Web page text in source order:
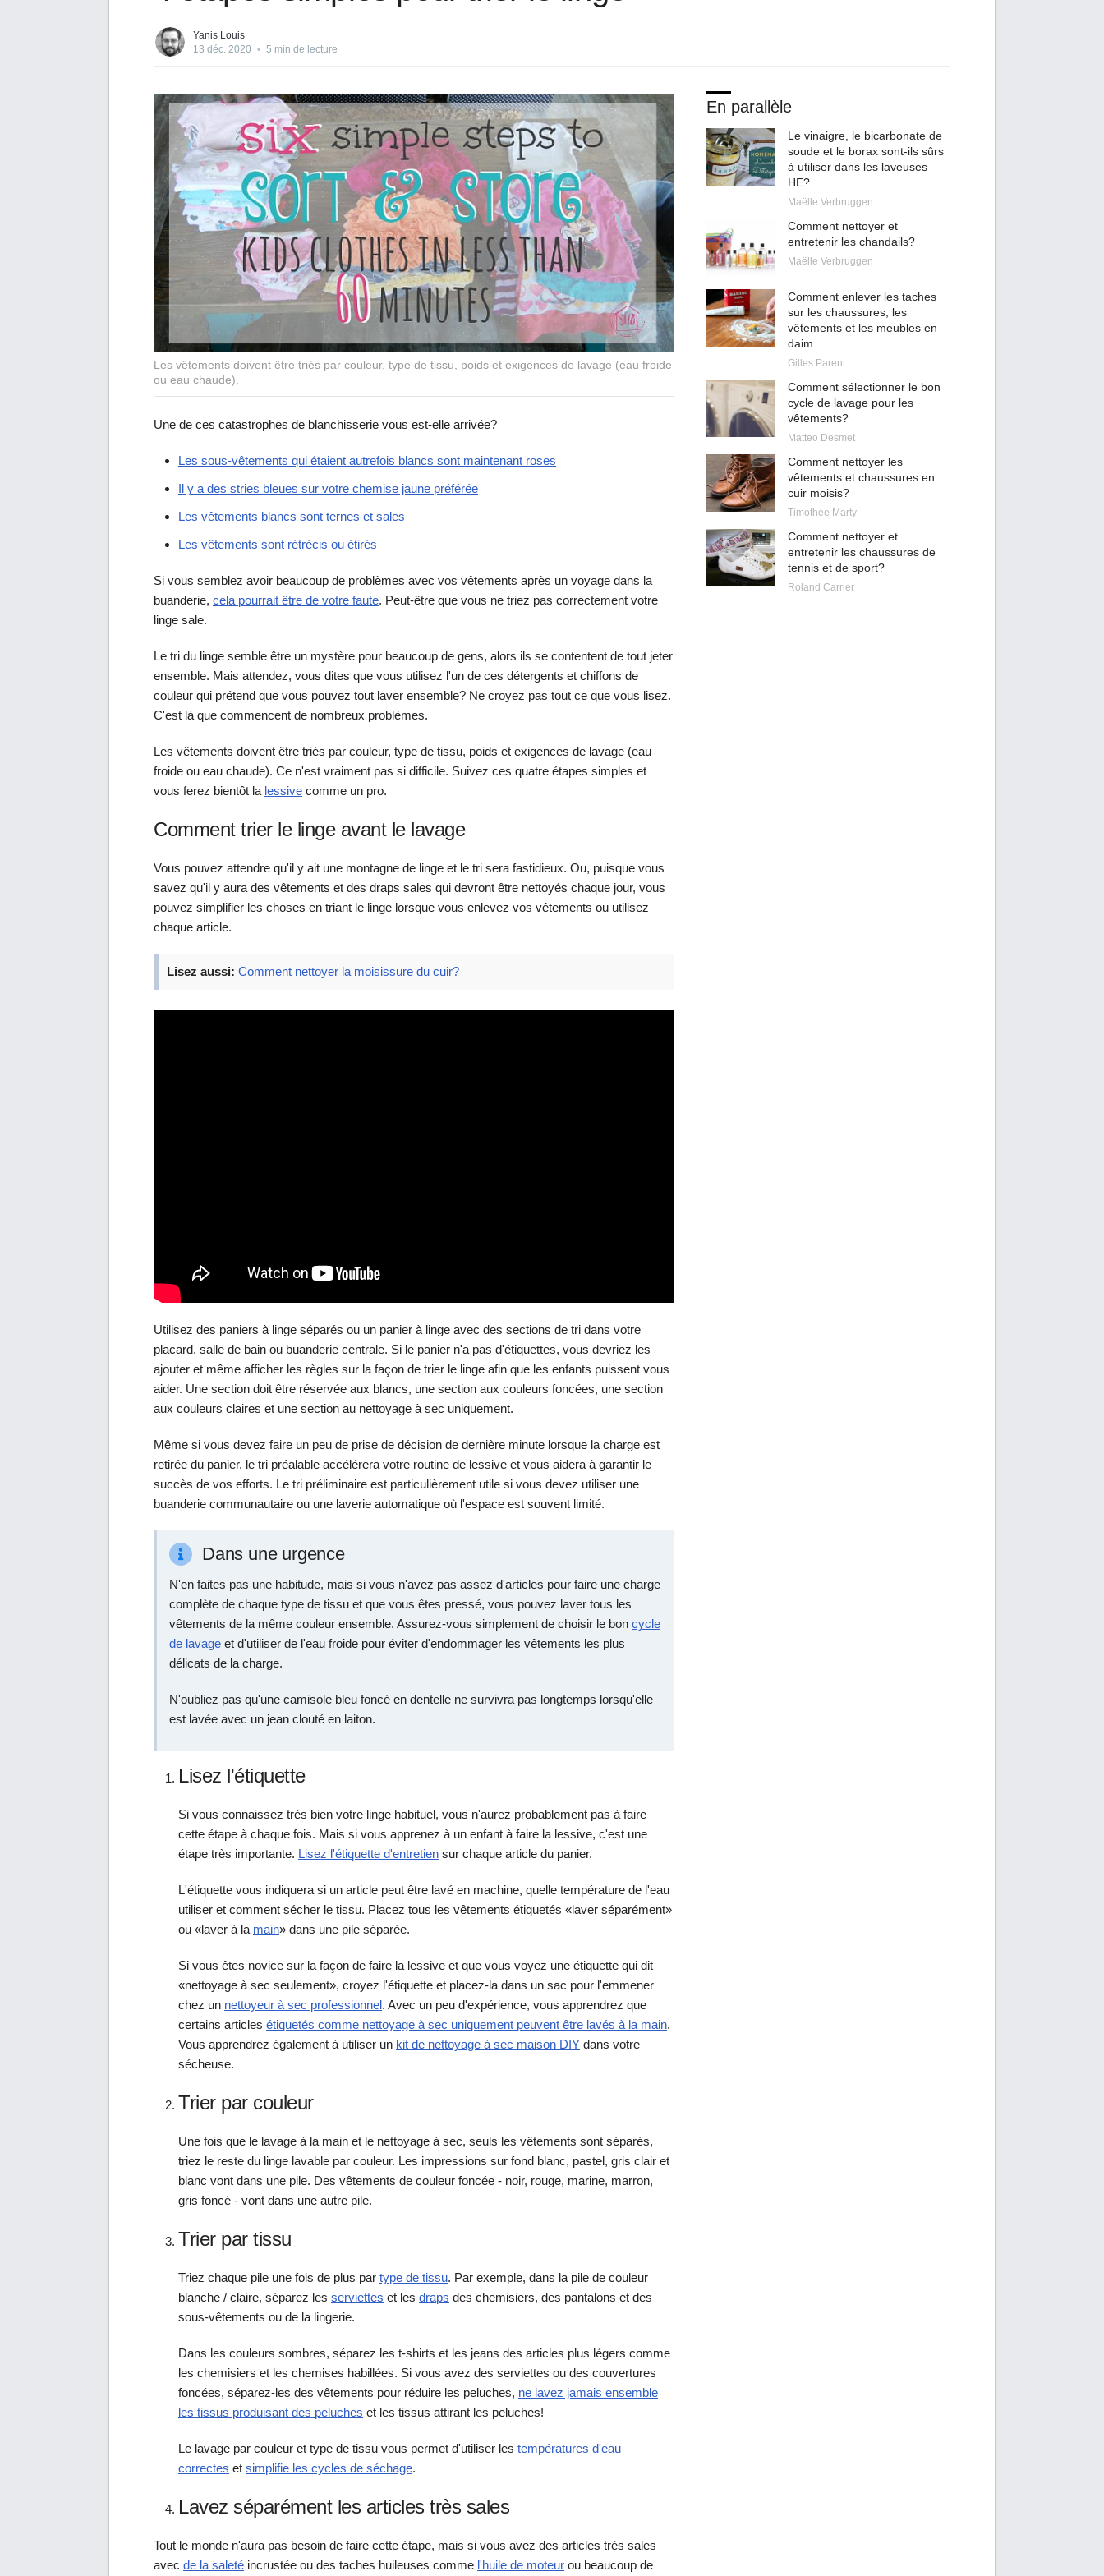
Yanis Louis
13 déc. 2020 • 5 min de lecture
Les vêtements doivent être triés par couleur, type de tissu, poids et exigences de lavage (eau froide
ou eau chaude).
Une de ces catastrophes de blanchisserie vous est-elle arrivée?
Les sous-vêtements qui étaient autrefois blancs sont maintenant roses
Il y a des stries bleues sur votre chemise jaune préférée
Les vêtements blancs sont ternes et sales
Les vêtements sont rétrécis ou étirés
Si vous semblez avoir beaucoup de problèmes avec vos vêtements après un voyage dans la
buanderie, cela pourrait être de votre faute. Peut-être que vous ne triez pas correctement votre
linge sale.
Le tri du linge semble être un mystère pour beaucoup de gens, alors ils se contentent de tout jeter
ensemble. Mais attendez, vous dites que vous utilisez l'un de ces détergents et chiffons de
couleur qui prétend que vous pouvez tout laver ensemble? Ne croyez pas tout ce que vous lisez.
C'est là que commencent de nombreux problèmes.
Les vêtements doivent être triés par couleur, type de tissu, poids et exigences de lavage (eau
froide ou eau chaude). Ce n'est vraiment pas si difficile. Suivez ces quatre étapes simples et
vous ferez bientôt la lessive comme un pro.
Comment trier le linge avant le lavage
Vous pouvez attendre qu'il y ait une montagne de linge et le tri sera fastidieux. Ou, puisque vous
savez qu'il y aura des vêtements et des draps sales qui devront être nettoyés chaque jour, vous
pouvez simplifier les choses en triant le linge lorsque vous enlevez vos vêtements ou utilisez
chaque article.
Lisez aussi: Comment nettoyer la moisissure du cuir?
Utilisez des paniers à linge séparés ou un panier à linge avec des sections de tri dans votre
placard, salle de bain ou buanderie centrale. Si le panier n'a pas d'étiquettes, vous devriez les
ajouter et même afficher les règles sur la façon de trier le linge afin que les enfants puissent vous
aider. Une section doit être réservée aux blancs, une section aux couleurs foncées, une section
aux couleurs claires et une section au nettoyage à sec uniquement.
Même si vous devez faire un peu de prise de décision de dernière minute lorsque la charge est
retirée du panier, le tri préalable accélérera votre routine de lessive et vous aidera à garantir le
succès de vos efforts. Le tri préliminaire est particulièrement utile si vous devez utiliser une
buanderie communautaire ou une laverie automatique où l'espace est souvent limité.
Dans une urgence
N'en faites pas une habitude, mais si vous n'avez pas assez d'articles pour faire une charge
complète de chaque type de tissu et que vous êtes pressé, vous pouvez laver tous les
vêtements de la même couleur ensemble. Assurez-vous simplement de choisir le bon cycle
de lavage et d'utiliser de l'eau froide pour éviter d'endommager les vêtements les plus
délicats de la charge.
N'oubliez pas qu'une camisole bleu foncé en dentelle ne survivra pas longtemps lorsqu'elle
est lavée avec un jean clouté en laiton.
Lisez l'étiquette
Si vous connaissez très bien votre linge habituel, vous n'aurez probablement pas à faire
cette étape à chaque fois. Mais si vous apprenez à un enfant à faire la lessive, c'est une
étape très importante. Lisez l'étiquette d'entretien sur chaque article du panier.
L'étiquette vous indiquera si un article peut être lavé en machine, quelle température de l'eau
utiliser et comment sécher le tissu. Placez tous les vêtements étiquetés «laver séparément»
ou «laver à la main» dans une pile séparée.
Si vous êtes novice sur la façon de faire la lessive et que vous voyez une étiquette qui dit
«nettoyage à sec seulement», croyez l'étiquette et placez-la dans un sac pour l'emmener
chez un nettoyeur à sec professionnel. Avec un peu d'expérience, vous apprendrez que
certains articles étiquetés comme nettoyage à sec uniquement peuvent être lavés à la main.
Vous apprendrez également à utiliser un kit de nettoyage à sec maison DIY dans votre
sécheuse.
Trier par couleur
Une fois que le lavage à la main et le nettoyage à sec, seuls les vêtements sont séparés,
triez le reste du linge lavable par couleur. Les impressions sur fond blanc, pastel, gris clair et
blanc vont dans une pile. Des vêtements de couleur foncée - noir, rouge, marine, marron,
gris foncé - vont dans une autre pile.
Trier par tissu
Triez chaque pile une fois de plus par type de tissu. Par exemple, dans la pile de couleur
blanche / claire, séparez les serviettes et les draps des chemisiers, des pantalons et des
sous-vêtements ou de la lingerie.
Dans les couleurs sombres, séparez les t-shirts et les jeans des articles plus légers comme
les chemisiers et les chemises habillées. Si vous avez des serviettes ou des couvertures
foncées, séparez-les des vêtements pour réduire les peluches, ne lavez jamais ensemble
les tissus produisant des peluches et les tissus attirant les peluches!
Le lavage par couleur et type de tissu vous permet d'utiliser les températures d'eau
correctes et simplifie les cycles de séchage.
Lavez séparément les articles très sales
Tout le monde n'aura pas besoin de faire cette étape, mais si vous avez des articles très sales
avec de la saleté incrustée ou des taches huileuses comme l'huile de moteur ou beaucoup de
En parallèle
Le vinaigre, le bicarbonate de
soude et le borax sont-ils sûrs
à utiliser dans les laveuses
HE?
Maëlle Verbruggen
Comment nettoyer et
entretenir les chandails?
Maëlle Verbruggen
Comment enlever les taches
sur les chaussures, les
vêtements et les meubles en
daim
Gilles Parent
Comment sélectionner le bon
cycle de lavage pour les
vêtements?
Matteo Desmet
Comment nettoyer les
vêtements et chaussures en
cuir moisis?
Timothée Marty
Comment nettoyer et
entretenir les chaussures de
tennis et de sport?
Roland Carrier